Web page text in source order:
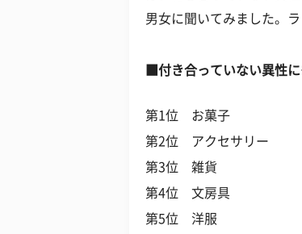
男女に聞いてみました。
■付き合っていない異性
第1位 お菓子 114
第2位 アクセサリー
第3位 雑貨 27
第4位 文房具 19
第5位 洋服 16